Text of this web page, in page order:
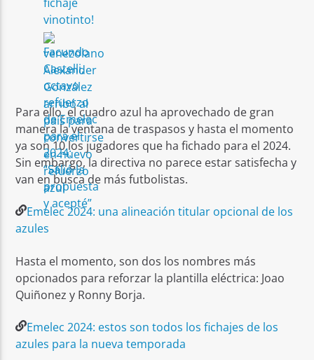
Para ello, el cuadro azul ha aprovechado de gran
manera la ventana de traspasos y hasta el momento
ya son 10 los jugadores que ha fichado para el 2024.
Sin embargo, la directiva no parece estar satisfecha y
van en busca de más futbolistas.
Emelec 2024: una alineación titular opcional de los
azules
Hasta el momento, son dos los nombres más
opcionados para reforzar la plantilla eléctrica: Joao
Quiñonez y Ronny Borja.
Emelec 2024: estos son todos los fichajes de los
azules para la nueva temporada